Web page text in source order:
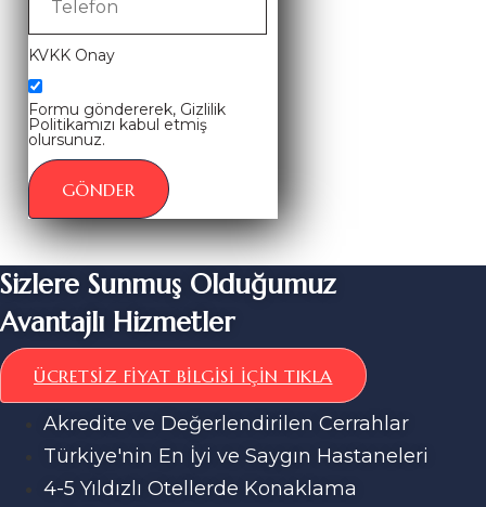
KVKK Onay
Formu göndererek, Gizlilik
Politikamızı kabul etmiş
olursunuz.
GÖNDER
Sizlere Sunmuş Olduğumuz
Avantajlı Hizmetler
ÜCRETSIZ FIYAT BILGISI İÇIN TIKLA
Akredite ve Değerlendirilen Cerrahlar
Türkiye'nin En İyi ve Saygın Hastaneleri
4-5 Yıldızlı Otellerde Konaklama